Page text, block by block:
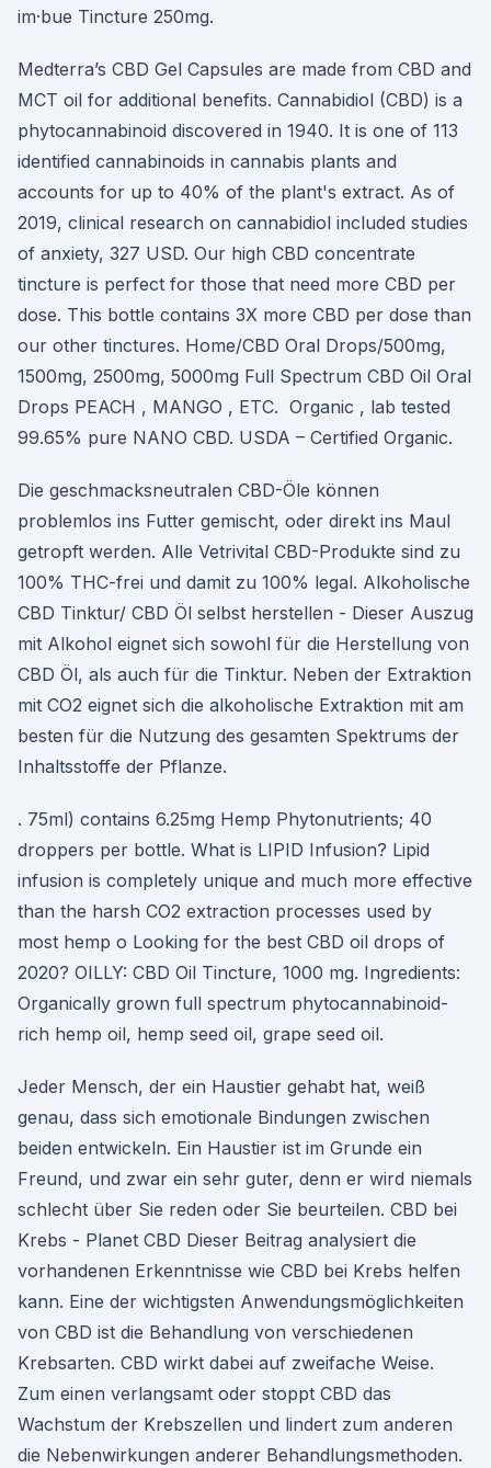
im·bue Tincture 250mg.
Medterra’s CBD Gel Capsules are made from CBD and
MCT oil for additional benefits. Cannabidiol (CBD) is a
phytocannabinoid discovered in 1940. It is one of 113
identified cannabinoids in cannabis plants and
accounts for up to 40% of the plant's extract. As of
2019, clinical research on cannabidiol included studies
of anxiety, 327 USD. Our high CBD concentrate
tincture is perfect for those that need more CBD per
dose. This bottle contains 3X more CBD per dose than
our other tinctures. Home/CBD Oral Drops/500mg,
1500mg, 2500mg, 5000mg Full Spectrum CBD Oil Oral
Drops PEACH , MANGO , ETC. Organic , lab tested
99.65% pure NANO CBD. USDA – Certified Organic.
Die geschmacksneutralen CBD-Öle können
problemlos ins Futter gemischt, oder direkt ins Maul
getropft werden. Alle Vetrivital CBD-Produkte sind zu
100% THC-frei und damit zu 100% legal. Alkoholische
CBD Tinktur/ CBD Öl selbst herstellen - Dieser Auszug
mit Alkohol eignet sich sowohl für die Herstellung von
CBD Öl, als auch für die Tinktur. Neben der Extraktion
mit CO2 eignet sich die alkoholische Extraktion mit am
besten für die Nutzung des gesamten Spektrums der
Inhaltsstoffe der Pflanze.
. 75ml) contains 6.25mg Hemp Phytonutrients; 40
droppers per bottle. What is LIPID Infusion? Lipid
infusion is completely unique and much more effective
than the harsh CO2 extraction processes used by
most hemp o Looking for the best CBD oil drops of
2020? OILLY: CBD Oil Tincture, 1000 mg. Ingredients:
Organically grown full spectrum phytocannabinoid-
rich hemp oil, hemp seed oil, grape seed oil.
Jeder Mensch, der ein Haustier gehabt hat, weiß
genau, dass sich emotionale Bindungen zwischen
beiden entwickeln. Ein Haustier ist im Grunde ein
Freund, und zwar ein sehr guter, denn er wird niemals
schlecht über Sie reden oder Sie beurteilen. CBD bei
Krebs - Planet CBD Dieser Beitrag analysiert die
vorhandenen Erkenntnisse wie CBD bei Krebs helfen
kann. Eine der wichtigsten Anwendungsmöglichkeiten
von CBD ist die Behandlung von verschiedenen
Krebsarten. CBD wirkt dabei auf zweifache Weise.
Zum einen verlangsamt oder stoppt CBD das
Wachstum der Krebszellen und lindert zum anderen
die Nebenwirkungen anderer Behandlungsmethoden.